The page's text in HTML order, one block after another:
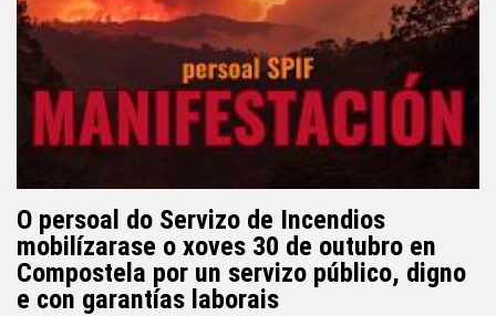
O persoal do Servizo de Incendios
mobilízarase o xoves 30 de outubro en
Compostela por un servizo público, digno
e con garantías laborais